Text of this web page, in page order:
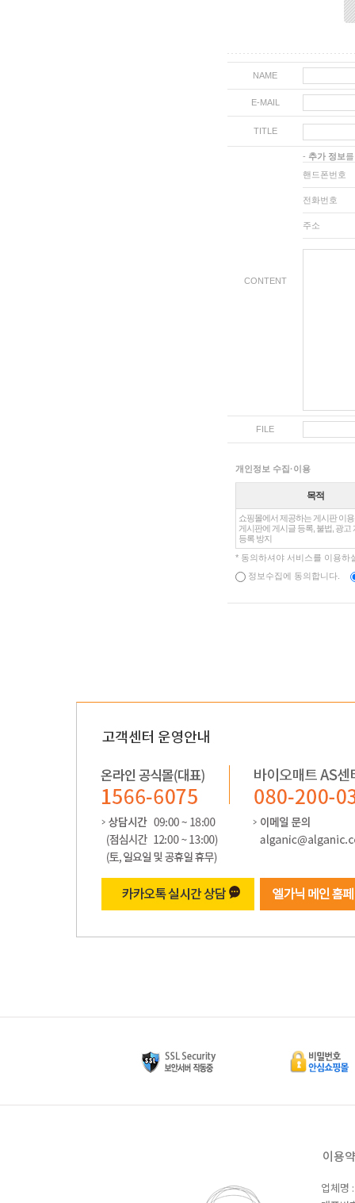
NAME
E-MAIL
TITLE
CONTENT
- 추가 정보
핸드폰번호
전화번호
주소
FILE
개인정보 수집·이용
목적
쇼핑몰에서 제공하는 게시판 이
게시판에 게시글 등록, 불법, 광고
등록 방지
* 동의하셔야 서비스를 이용하
정보수집에 동의합니다.
이용
업체명